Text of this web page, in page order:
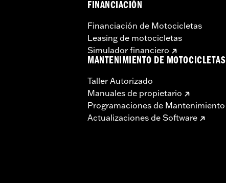
FINANCIACIÓN
Financiación de Motocicletas
Leasing de motocicletas
Simulador financiero
MANTENIMIENTO DE MOTOCICLETAS
Taller Autorizado
Manuales de propietario
Programaciones de Mantenimiento
Actualizaciones de Software